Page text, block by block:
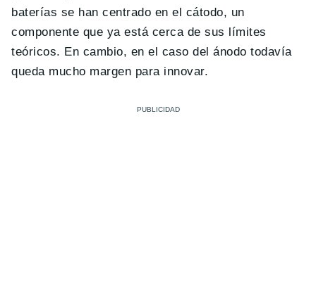
baterías se han centrado en el cátodo, un
componente que ya está cerca de sus límites
teóricos. En cambio, en el caso del ánodo todavía
queda mucho margen para innovar.